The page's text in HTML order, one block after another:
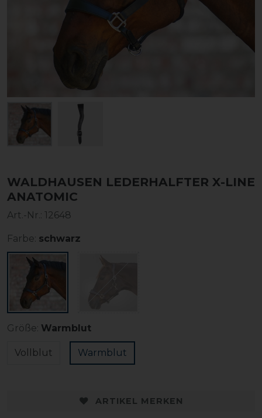
WALDHAUSEN LEDERHALFTER X-LINE
ANATOMIC
Art.-Nr.: 12648
Farbe: schwarz
Größe: Warmblut
Vollblut Warmblut
ARTIKEL MERKEN